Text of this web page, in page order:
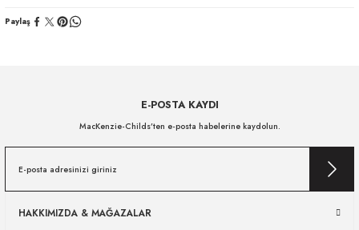
Paylaş
E-POSTA KAYDI
MacKenzie-Childs’ten e-posta habelerine kaydolun.
HAKKIMIZDA & MAĞAZALAR